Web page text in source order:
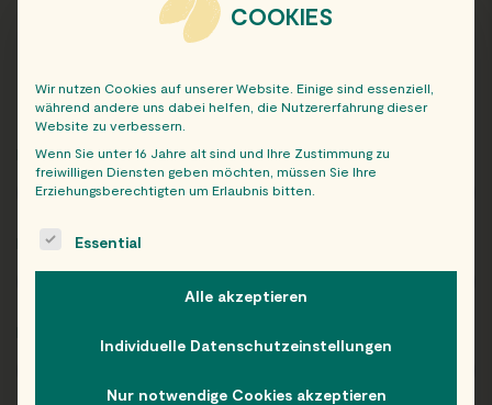
NEUES KUNDENKONTO ANLEGEN
Dein Vorname*
Dein Nachname
COOKIES
Wir nutzen Cookies auf unserer Website. Einige sind essenziell,
während andere uns dabei helfen, die Nutzererfahrung dieser
Website zu verbessern.
Wenn Sie unter 16 Jahre alt sind und Ihre Zustimmung zu
freiwilligen Diensten geben möchten, müssen Sie Ihre
Erziehungsberechtigten um Erlaubnis bitten.
The following is a list of service groups for which consent
Essential
Alle akzeptieren
Individuelle Datenschutzeinstellungen
Nur notwendige Cookies akzeptieren